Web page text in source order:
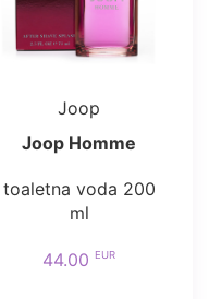
Joop
Joop Homme
toaletna voda 200
ml
44.00 EUR